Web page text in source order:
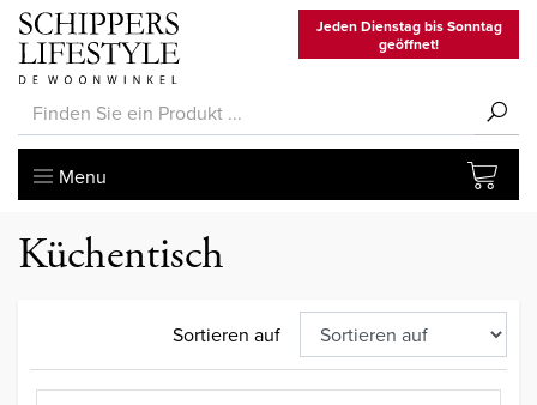
Jeden Dienstag bis Sonntag
geöffnet!
Menu
Küchentisch
Sortieren auf